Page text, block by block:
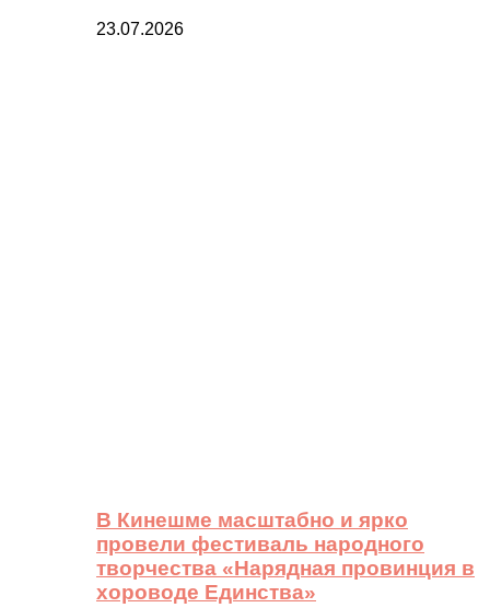
23.07.2026
В Кинешме масштабно и ярко
провели фестиваль народного
творчества «Нарядная провинция в
хороводе Единства»